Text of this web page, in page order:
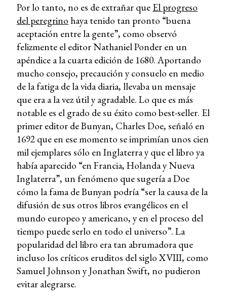
Por lo tanto, no es de extrañar que El progreso
del peregrino haya tenido tan pronto “buena
aceptación entre la gente”, como observó
felizmente el editor Nathaniel Ponder en un
apéndice a la cuarta edición de 1680. Aportando
mucho consejo, precaución y consuelo en medio
de la fatiga de la vida diaria, llevaba un mensaje
que era a la vez útil y agradable. Lo que es más
notable es el grado de su éxito como best-seller. El
primer editor de Bunyan, Charles Doe, señaló en
1692 que en ese momento se imprimían unos cien
mil ejemplares sólo en Inglaterra y que el libro ya
había aparecido “en Francia, Holanda y Nueva
Inglaterra”, un fenómeno que sugería a Doe
cómo la fama de Bunyan podría “ser la causa de la
difusión de sus otros libros evangélicos en el
mundo europeo y americano, y en el proceso del
tiempo puede serlo en todo el universo”. La
popularidad del libro era tan abrumadora que
incluso los críticos eruditos del siglo XVIII, como
Samuel Johnson y Jonathan Swift, no pudieron
evitar alegrarse.